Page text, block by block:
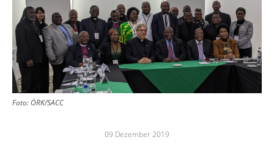
Foto: ÖRK/SACC
09 Dezember 2019